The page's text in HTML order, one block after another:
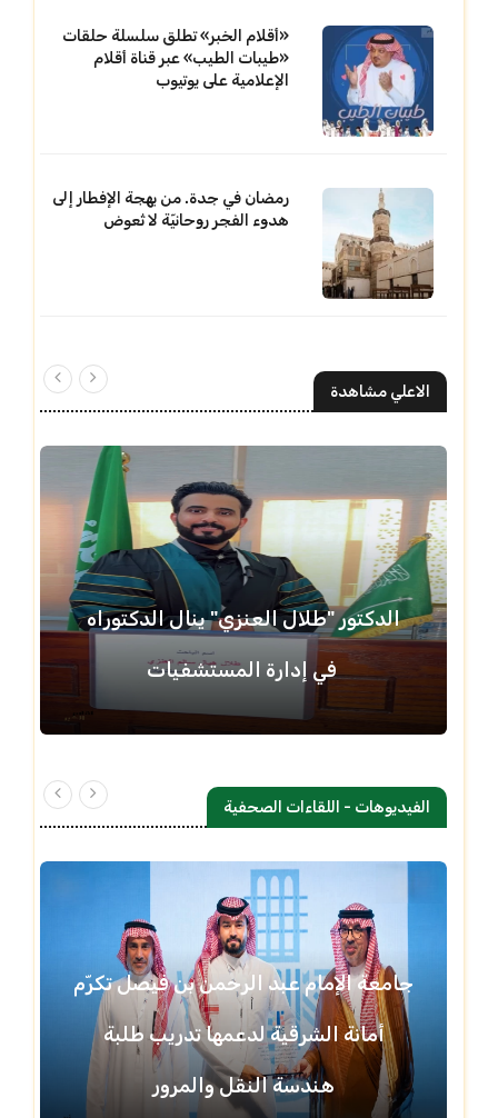
«أقلام الخبر» تطلق سلسلة حلقات
«طيبات الطيب» عبر قناة أقلام
الإعلامية على يوتيوب
رمضان في جدة. من بهجة الإفطار إلى
هدوء الفجر روحانيّة لا تُعوض
الاعلي مشاهدة
الدكتور "طلال العنزي" ينال الدكتوراه
في إدارة المستشفيات
الفيديوهات - اللقاءات الصحفية
جامعة الإمام عبد الرحمن بن فيصل تكرّم
أمانة الشرقية لدعمها تدريب طلبة
هندسة النقل والمرور